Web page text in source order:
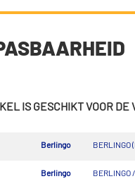
IS GESCHIKT VOOR DE
Berlingo BERLINGO
Berlingo BERLINGO